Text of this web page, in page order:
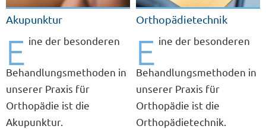
Akupunktur
E ine der besonderen
Behandlungsmethoden in
unserer Praxis für
Orthopädie ist die
Akupunktur.
Orthopädietechnik
E ine der besonderen
Behandlungsmethoden in
unserer Praxis für
Orthopädie ist die
Orthopädietechnik.